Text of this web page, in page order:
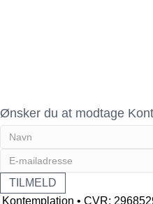
Ønsker du at modtage
Kontemplation • CVR: